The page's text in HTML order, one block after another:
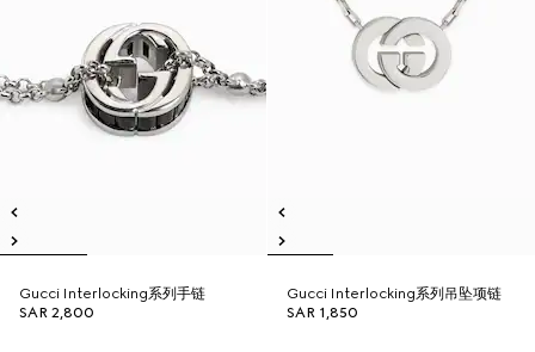
Gucci Interlocking系列手链
SAR 2,800
Gucci Interlocking系列吊坠项链
SAR 1,850